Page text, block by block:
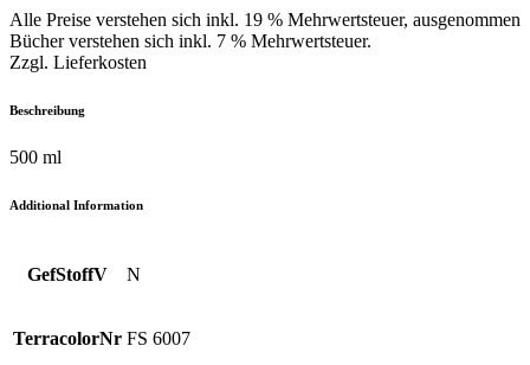
Alle Preise verstehen sich inkl. 19 % Mehrwertsteuer, ausgenommen
Bücher verstehen sich inkl. 7 % Mehrwertsteuer.
Zzgl. Lieferkosten
Beschreibung
500 ml
Additional Information
GefStoffV N
TerracolorNr FS 6007